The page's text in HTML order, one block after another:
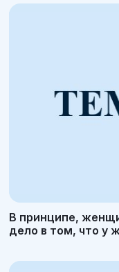
В принципе,
дело в том, что у